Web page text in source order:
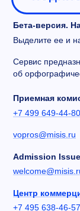
Бета-версия.
Выделите ее и
Сервис
об
Приемная
+7 499 649-44-80
vopros@misis.ru
Admission
Центр
+7 495 638-46-57